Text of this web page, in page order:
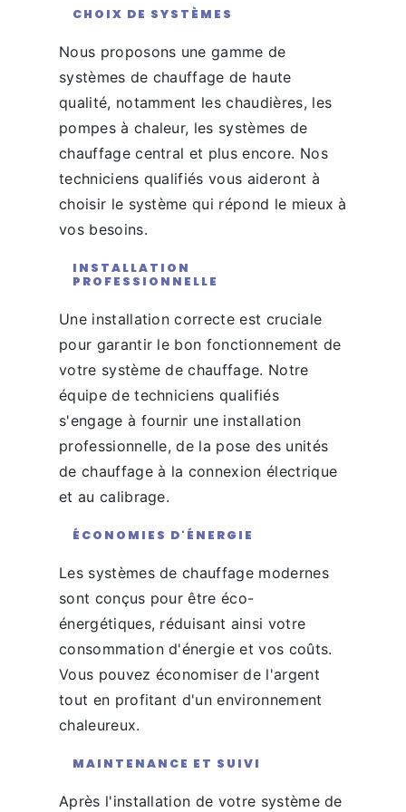
CHOIX DE SYSTÈMES
Nous proposons une gamme de
systèmes de chauffage de haute
qualité, notamment les chaudières, les
pompes à chaleur, les systèmes de
chauffage central et plus encore. Nos
techniciens qualifiés vous aideront à
choisir le système qui répond le mieux à
vos besoins.
INSTALLATION
PROFESSIONNELLE
Une installation correcte est cruciale
pour garantir le bon fonctionnement de
votre système de chauffage. Notre
équipe de techniciens qualifiés
s'engage à fournir une installation
professionnelle, de la pose des unités
de chauffage à la connexion électrique
et au calibrage.
ÉCONOMIES D'ÉNERGIE
Les systèmes de chauffage modernes
sont conçus pour être éco-
énergétiques, réduisant ainsi votre
consommation d'énergie et vos coûts.
Vous pouvez économiser de l'argent
tout en profitant d'un environnement
chaleureux.
MAINTENANCE ET SUIVI
Après l'installation de votre système de